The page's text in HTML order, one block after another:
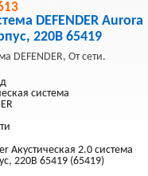
DEFENDER Aurora
220В 65419
DEFENDER, От сети.
система
Акустическая 2.0 система
220В 65419 (65419)